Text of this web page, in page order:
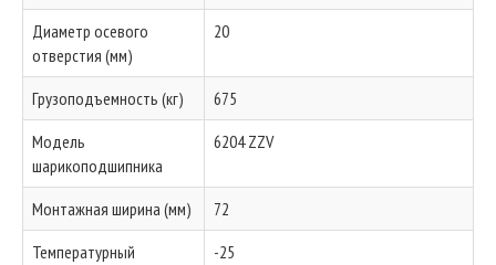
Диаметр осевого
отверстия (мм)
20
Грузоподъемность (кг)
675
Модель
шарикоподшипника
6204 ZZV
Монтажная ширина (мм)
72
Температурный
-25